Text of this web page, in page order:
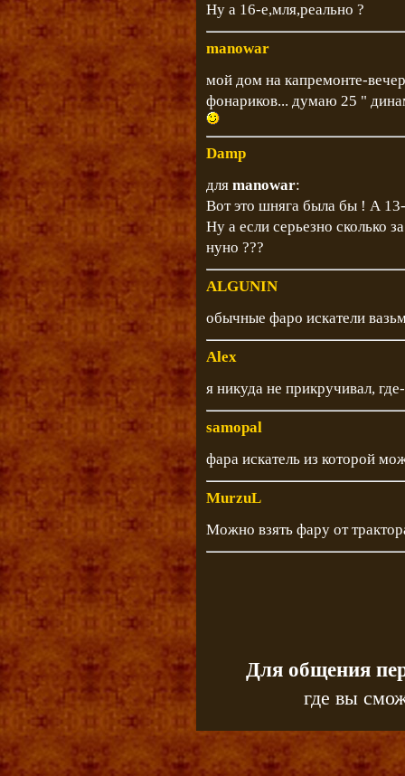
Ну а 16-е,мля,реально ?
manowar
мой дом на капремонте-
фонариков... думаю 25 "
Damp
для manowar:
Вот это шняга была бы ! А
Ну а если серьезно сколько
нуно ???
ALGUNIN
обычные фаро искатели
Alex
я никуда не прикручивал,
samopal
фара искатель из которой
MurzuL
Можно взять фару от
Для общения
где вы